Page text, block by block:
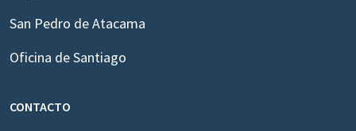
San Pedro de Atacama
Oficina de Santiago
CONTACTO